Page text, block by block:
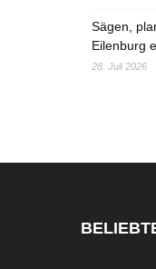
Sägen,
Eilenburg
28. Juli 2026